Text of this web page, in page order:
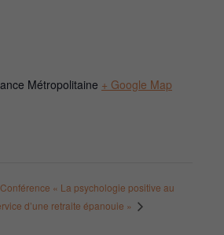
Métropolitaine + Google Map
Conférence « La psychologie positive au
d’une retraite épanouie »